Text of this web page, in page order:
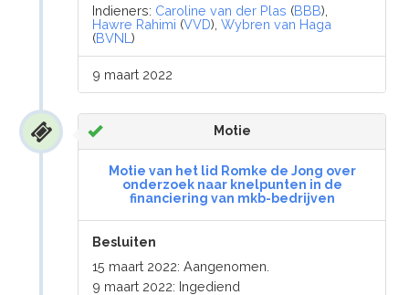
Indieners: Caroline van der Plas (BBB),
Hawre Rahimi (VVD),Wybren van Haga
(BVNL)
9 maart 2022
Motie
Motie van het lid Romke de Jong over
onderzoek naar knelpunten in de
financiering van mkb-bedrijven
Besluiten
15 maart 2022: Aangenomen.
9 maart 2022: Ingediend